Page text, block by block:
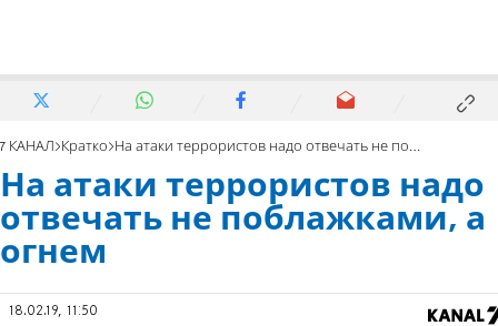
7 КАНАЛ Кратко На атаки террористов надо отвечать не поблажками, а огнем
На атаки террористов надо
отвечать не поблажками, а
огнем
18.02.19, 11:50